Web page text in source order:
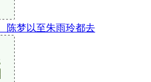
陈梦以至朱雨玲都去